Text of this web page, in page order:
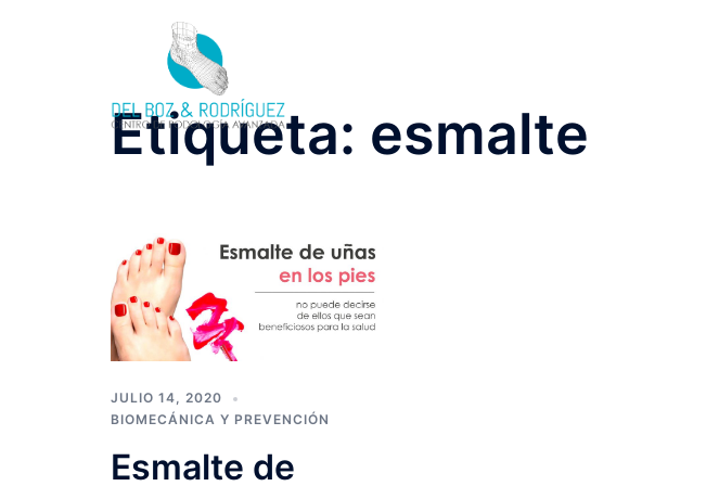
Etiqueta: esmalte
JULIO 14, 2020
BIOMECÁNICA Y PREVENCIÓN
Esmalte de